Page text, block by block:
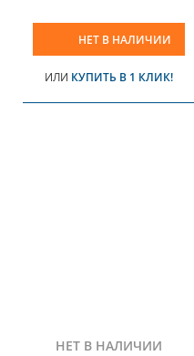
НЕТ В НАЛИЧИИ
ИЛИ КУПИТЬ В 1 КЛИК!
НЕТ В НАЛИЧИИ